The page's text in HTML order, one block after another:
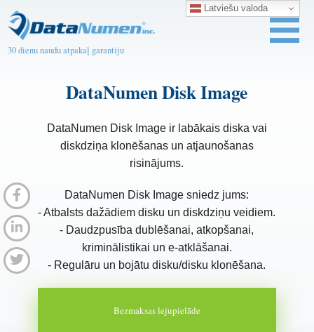
30 dienu naudu atpakaļ garantiju
DataNumen Disk Image
DataNumen Disk Image ir labākais diska vai
diskdziņa klonēšanas un atjaunošanas
risinājums.
DataNumen Disk Image sniedz jums:
- Atbalsts dažādiem disku un diskdziņu veidiem.
- Daudzpusība dublēšanai, atkopšanai,
kriminālistikai un e-atklāšanai.
- Regulāru un bojātu disku/disku klonēšana.
Bezmaksas lejupielāde
Latviešu valoda